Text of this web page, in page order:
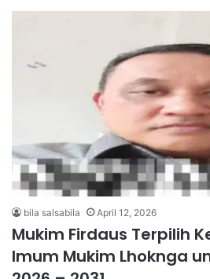
bila salsabila April 12, 2026
Mukim Firdaus Terpilih
Imum Mukim Lhoknga